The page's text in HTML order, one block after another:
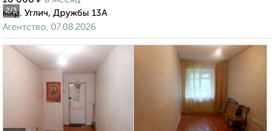
2/3
мкр. Углич, Дружбы 13А
Агентство, 07.08.2026